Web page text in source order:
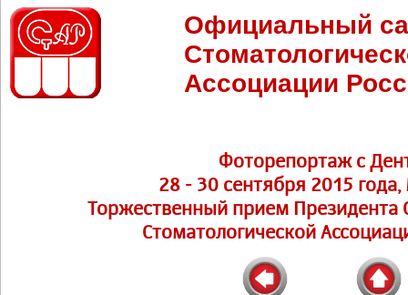
Официальный
Ассоциации
Фоторепортаж с
28 - 30 сентября 2015
Торжественный прием Президента
Стоматологической